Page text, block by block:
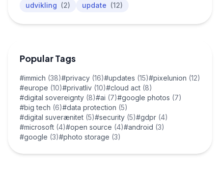
udvikling (2) update (12)
Popular Tags
#immich (38)#privacy (16)#updates (15)#pixelunion (12)
#europe (10)#privatliv (10)#cloud act (8)
#digital sovereignty (8)#ai (7)#google photos (7)
#big tech (6)#data protection (5)
#digital suverænitet (5)#security (5)#gdpr (4)
#microsoft (4)#open source (4)#android (3)
#google (3)#photo storage (3)